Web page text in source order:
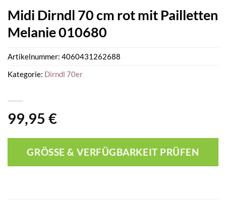
Midi Dirndl 70 cm rot mit Pailletten
Melanie 010680
99,95 €
GRÖSSE & VERFÜGBARKEIT PRÜFEN
Artikelnummer: 4060431262688
Kategorie: Dirndl 70er